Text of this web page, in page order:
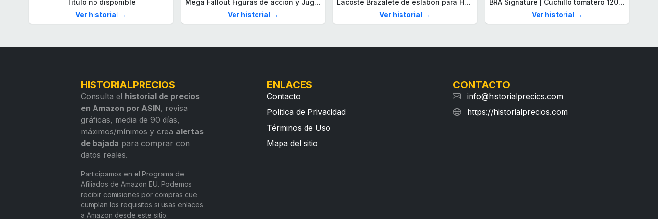
Título no disponible
Ver historial →
Mega Fallout Figuras de acción y Juguetes de construcción, Parada de Camiones Red Rocket con 824 Piezas, 2 Personajes articulados y Accesorios, para coleccionistas, HXT00
Ver historial →
Lacoste Brazalete de eslabón para Hombre Colección STENCIL de Acero inoxidable
Ver historial →
BRA Signature | Cuchillo tomatero 120 mm, Acero Inoxidable alemán forjado con Molibdeno Vanadio, Mango Remachado ABS, Diseño Ergonómico, Hoja 1,6 mm espesor
Ver historial →
HISTORIALPRECIOS
Consulta el historial de precios
en Amazon por ASIN, revisa
gráficas, media de 90 días,
máximos/mínimos y crea alertas
de bajada para comprar con
datos reales.
Participamos en el Programa de
Afiliados de Amazon EU. Podemos
recibir comisiones por compras que
cumplan los requisitos si usas enlaces
a Amazon desde este sitio.
ENLACES
Contacto
Política de Privacidad
Términos de Uso
Mapa del sitio
CONTACTO
info@historialprecios.com
https://historialprecios.com